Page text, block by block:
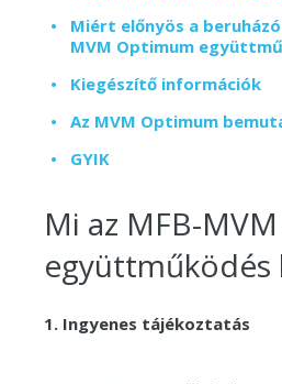
Miért előnyös a
MVM Optimum
Kiegészítő információk
Az MVM Optimum
GYIK
Mi az MFB-
együttműködés
1. Ingyenes tájékoztatás